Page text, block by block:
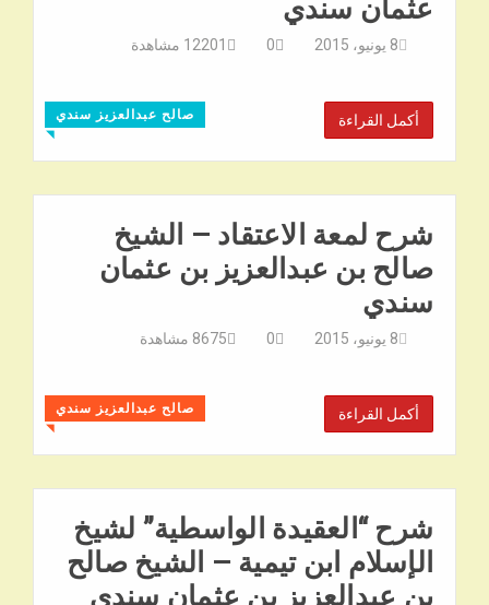
عثمان سندي
8 يونيو، 2015 0
12201 مشاهدة
صالح عبدالعزيز سندي
◥
أكمل القراءة
شرح لمعة الاعتقاد – الشيخ
صالح بن عبدالعزيز بن عثمان
سندي
8 يونيو، 2015 0
8675 مشاهدة
صالح عبدالعزيز سندي
◥
أكمل القراءة
شرح “العقيدة الواسطية” لشيخ
الإسلام ابن تيمية – الشيخ صالح
بن عبدالعزيز بن عثمان سندي